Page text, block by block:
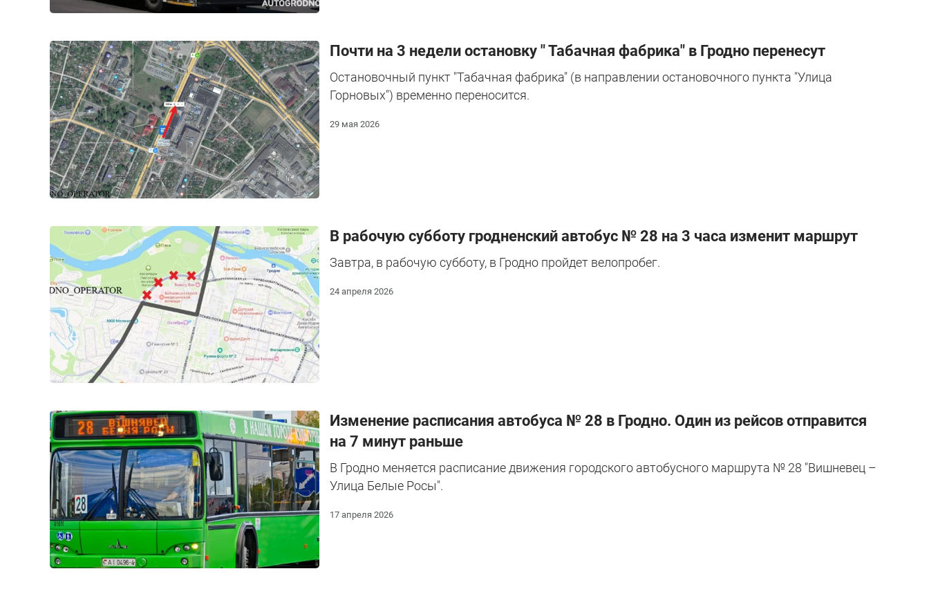
Почти на 3 недели остановку " Табачная фабрика" в Гродно перенесут
Остановочный пункт "Табачная фабрика" (в направлении остановочного пункта "Улица
Горновых") временно переносится.
29 мая 2026
В рабочую субботу гродненский автобус № 28 на 3 часа изменит маршрут
Завтра, в рабочую субботу, в Гродно пройдет велопробег.
24 апреля 2026
Изменение расписания автобуса № 28 в Гродно. Один из рейсов отправится
на 7 минут раньше
В Гродно меняется расписание движения городского автобусного маршрута № 28 "Вишневец –
Улица Белые Росы".
17 апреля 2026